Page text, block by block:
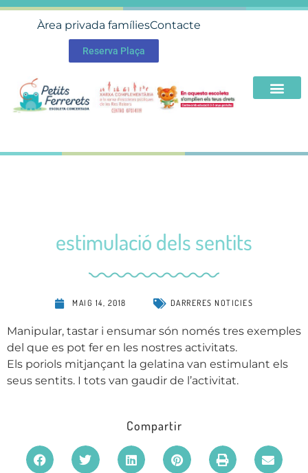
Àrea privada famíliesContacte
Reserva Plaça
estimulació dels sentits
MAIG 14, 2018 DARRERES NOTICIES
Manipular, tastar i ensumar són només tres exemples
del que es pot fer en les nostres activitats.
Els poriols mitjançant la gelatina van estimulant els
seus sentits. I tots van gaudir de l’activitat.
Compartir